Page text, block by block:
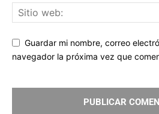
Guardar mi nombre, correo
navegador la próxima vez que